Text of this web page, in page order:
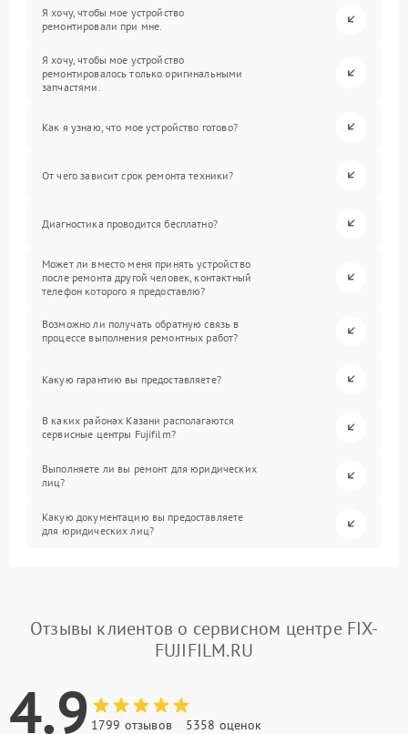
Я хочу, чтобы мое устройство
ремонтировали при мне.
Я хочу, чтобы мое устройство
ремонтировалось только оригинальными
запчастями.
Как я узнаю, что мое устройство готово?
От чего зависит срок ремонта техники?
Диагностика проводится бесплатно?
Может ли вместо меня принять устройство
после ремонта другой человек, контактный
телефон которого я предоставлю?
Возможно ли получать обратную связь в
процессе выполнения ремонтных работ?
Какую гарантию вы предоставляете?
В каких районах Казани располагаются
сервисные центры Fujifilm?
Выполняете ли вы ремонт для юридических
лиц?
Какую документацию вы предоставляете
для юридических лиц?
Отзывы клиентов о сервисном центре FIX-
FUJIFILM.RU
4.9 1799 отзывов 5358 оценок